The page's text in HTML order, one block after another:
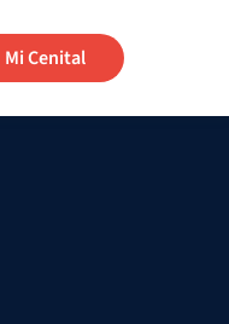
Mi Cenital